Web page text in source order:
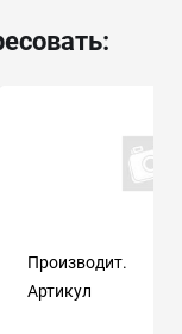
Производит.
Артикул